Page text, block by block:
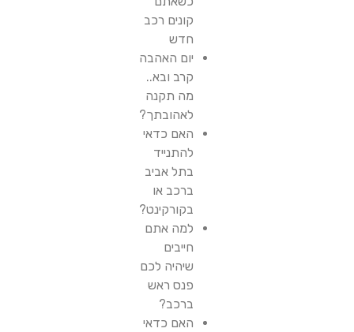
קונים רכב
חדש
יום האהבה
קרב ובא..
מה תקנה
לאהובתך?
האם כדאי
להתנייד
בתל אביב
ברכב או
בקורקינט?
למה אתם
חייבים
שיהיה לכם
פנס ראש
ברכב?
האם כדאי